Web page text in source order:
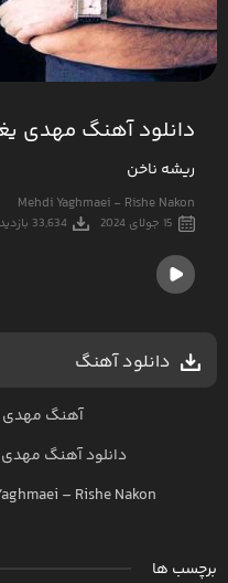
دانلود آهنگ مهدی
ریشه ناخن
Mehdi Yaghmaei - Rishe Nakon
15 جولای 2024 33,634 بازدید
دانلود آهنگ
آهنگ مهدی
دانلود آهنگ مهدی
– Rishe Nakon
برچسب ها